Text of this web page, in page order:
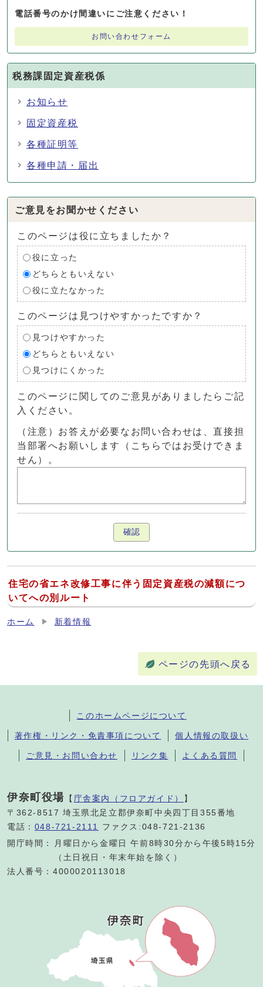
電話番号のかけ間違いにご注意ください！
お問い合わせフォーム
税務課固定資産税係
お知らせ
固定資産税
各種証明等
各種申請・届出
ご意見をお聞かせください
このページは役に立ちましたか？
役に立った
どちらともいえない
役に立たなかった
このページは見つけやすかったですか？
見つけやすかった
どちらともいえない
見つけにくかった
このページに関してのご意見がありましたらご記
入ください。
（注意）お答えが必要なお問い合わせは、直接担
当部署へお願いします（こちらではお受けできま
せん）。
確認
住宅の省エネ改修工事に伴う固定資産税の減額につ
いてへの別ルート
ホーム 新着情報
ページの先頭へ戻る
このホームページについて
著作権・リンク・免責事項について 個人情報の取扱い
ご意見・お問い合わせ リンク集 よくある質問
伊奈町役場 【 庁舎案内（フロアガイド） 】
〒362-8517 埼玉県北足立郡伊奈町中央四丁目355番地
電話： 048-721-2111
ファクス:048-721-2136
開庁時間：
月曜日から金曜日 午前8時30分から午後5時15分
（土日祝日・年末年始を除く）
法人番号：4000020113018